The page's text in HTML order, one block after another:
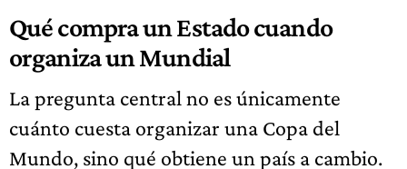
Qué compra un Estado cuando
organiza un Mundial
La pregunta central no es únicamente
cuánto cuesta organizar una Copa del
Mundo, sino qué obtiene un país a cambio.